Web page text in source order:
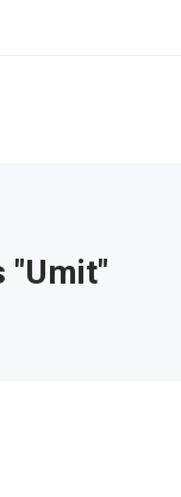
"Umit"